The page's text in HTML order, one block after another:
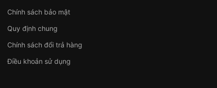
Chính sách bảo mật
Quy định chung
Chính sách đổi trả hàng
Điều khoản sử dụng